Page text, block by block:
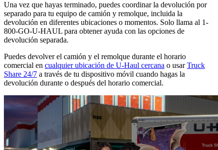
Una vez que hayas terminado, puedes coordinar la devolución por
separado para tu equipo de camión y remolque, incluida la
devolución en diferentes ubicaciones o momentos. Solo llama al 1-
800-GO-U-HAUL para obtener ayuda con las opciones de
devolución separada.
Puedes devolver el camión y el remolque durante el horario
comercial en cualquier ubicación de U-Haul cercana o usarTruck
Share 24/7 a través de tu dispositivo móvil cuando hagas la
devolución durante o después del horario comercial.